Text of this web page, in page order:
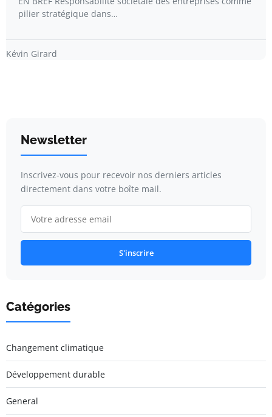
pilier stratégique dans…
Kévin Girard
Newsletter
Inscrivez-vous pour recevoir nos derniers articles
directement dans votre boîte mail.
S'inscrire
Catégories
Changement climatique
Développement durable
General